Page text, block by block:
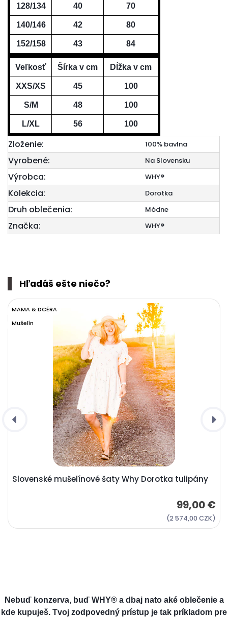
128/134 40 70
140/146 42 80
152/158 43 84
Veľkosť Šírka v cm Dĺžka v cm
XXS/XS 45 100
S/M 48 100
L/XL 56 100
Zloženie: 100% bavlna
Vyrobené: Na Slovensku
Výrobca: WHY®
Kolekcia: Dorotka
Druh oblečenia: Módne
Značka: WHY®
Hľadáš ešte niečo?
Slovenské mušelínové šaty Why Dorotka tulipány
99,00 €
(2 574,00 CZK)
MAMA & DCÉRA
Mušelín
Nebuď konzerva, buď WHY® a dbaj nato aké oblečenie a
kde kupuješ. Tvoj zodpovedný prístup je tak príkladom pre